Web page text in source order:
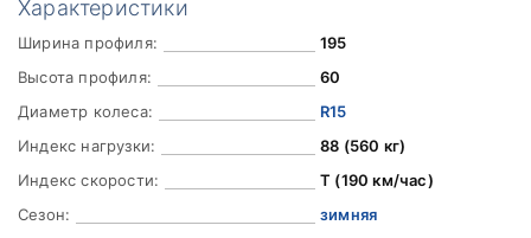
Характеристики
Ширина профиля:
195
Высота профиля:
60
Диаметр колеса:
R15
Индекс нагрузки:
88 (560 кг)
Индекс скорости:
T (190 км/час)
Сезон:
зимняя